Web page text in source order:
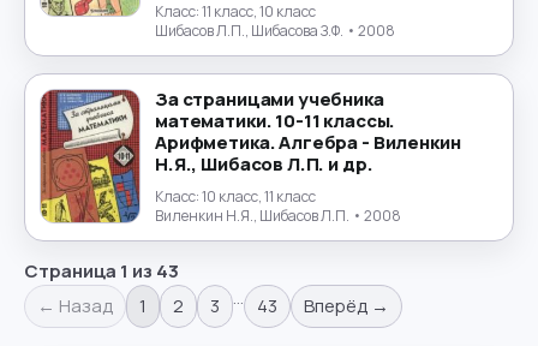
Класс:11 класс, 10 класс
Шибасов Л.П., Шибасова З.Ф. • 2008
За страницами учебника
математики. 10-11 классы.
Арифметика. Алгебра - Виленкин
Н.Я., Шибасов Л.П. и др.
Класс:10 класс, 11 класс
Виленкин Н.Я., Шибасов Л.П. • 2008
Страница 1 из 43
← Назад
1 2 3 … 43 Вперёд →